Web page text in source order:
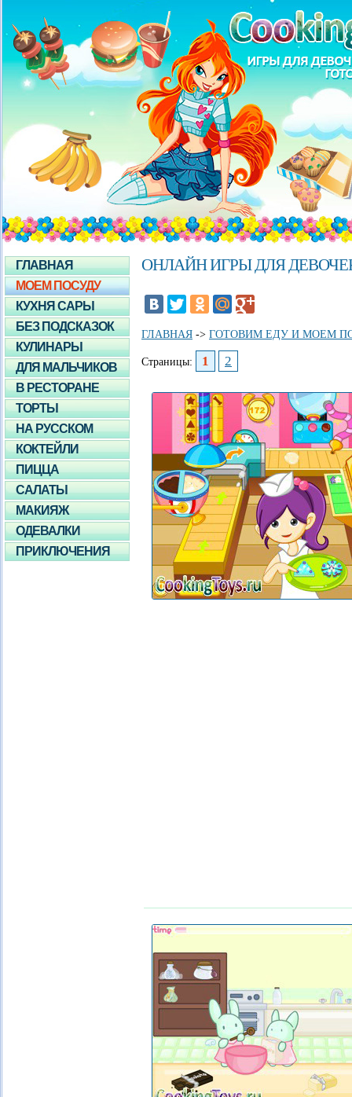
ГЛАВНАЯ
МОЕМ ПОСУДУ
КУХНЯ САРЫ
БЕЗ ПОДСКАЗОК
КУЛИНАРЫ
ДЛЯ МАЛЬЧИКОВ
В РЕСТОРАНЕ
ТОРТЫ
НА РУССКОМ
КОКТЕЙЛИ
ПИЦЦА
САЛАТЫ
МАКИЯЖ
ОДЕВАЛКИ
ПРИКЛЮЧЕНИЯ
ОНЛАЙН ИГРЫ ДЛЯ
ГЛАВНАЯ -> ГОТОВИМ ЕДУ И МОЕМ
Страницы: 1 2